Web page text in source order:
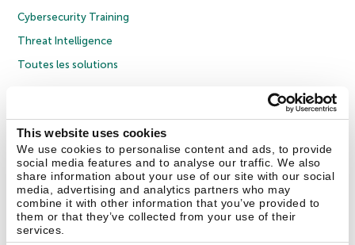
This website uses cookies
We use cookies to personalise content and ads, to provide
social media features and to analyse our traffic. We also
share information about your use of our site with our social
media, advertising and analytics partners who may
combine it with other information that you’ve provided to
them or that they’ve collected from your use of their
services.
Cybersecurity Training
Threat Intelligence
Toutes les solutions
Politique de confidentialité
Politique anticorruption
Contrat de licence grand public
Contrat de licence entreprises
Cookies
Nous contacter À propos Partenaires Blog Communiqués de presse
Securelist Eugene Personal Blog Encyclopédie de Kaspersky